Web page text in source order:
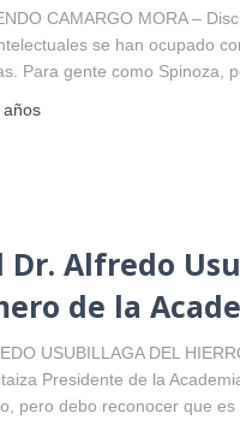
CAMARGO MORA –
se han ocupado
Para gente como Spinoza,
años
Alfredo
de la
USUBILLAGA DEL
Presidente de la
pero debo reconocer que